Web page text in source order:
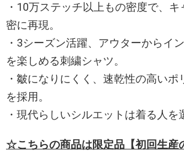
・10万ステッチ以上もの密度で、
密に再現。
・3シーズン活躍、アウターからイ
を楽しめる刺繍シャツ。
・皺になりにくく、速乾性の高いポ
を採用。
・現代らしいシルエットは着る人を
☆こちらの商品は限定品【初回生産